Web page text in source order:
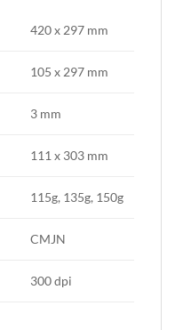
420 x 297 mm
105 x 297 mm
3 mm
111 x 303 mm
115g, 135g, 150g
CMJN
300 dpi